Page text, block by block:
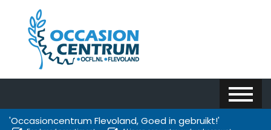
'Occasioncentrum Flevoland, Goed in gebruikt!'